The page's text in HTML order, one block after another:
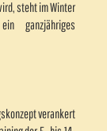
steht im Winter
ganzjähriges
verankert